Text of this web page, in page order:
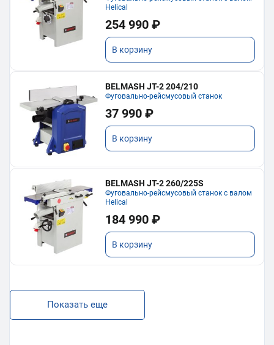
Helical
254 990 ₽
В корзину
BELMASH JT-2 204/210
Фуговально-рейсмусовый станок
37 990 ₽
В корзину
BELMASH JT-2 260/225S
Фуговально-рейсмусовый станок с валом
Helical
184 990 ₽
В корзину
Показать еще